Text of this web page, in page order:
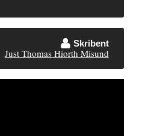
Skribent
Just Thomas Hiorth Misund